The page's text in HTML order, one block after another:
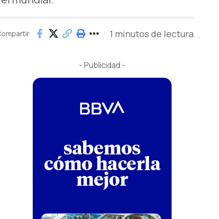
1 minutos de lectura
- Publicidad -